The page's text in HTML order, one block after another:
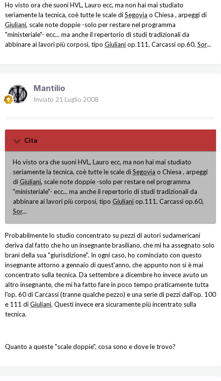
Ho visto ora che suoni HVL, Lauro ecc, ma non hai mai studiato
seriamente la tecnica, coè tutte le scale diSegovia o Chiesa , arpeggi di
Giuliani, scale note doppie -solo per restare nel programma
"ministeriale"- ecc... ma anche il repertorio di studi tradizionali da
abbinare ai lavori più corposi, tipo Giulianiop.111, Carcassi op.60, Sor...
Mantilio
Inviato 21 Luglio 2008
Cita
Ho visto ora che suoni HVL, Lauro ecc, ma non hai mai studiato
seriamente la tecnica, coè tutte le scale diSegovia o Chiesa , arpeggi
diGiuliani, scale note doppie -solo per restare nel programma
"ministeriale"- ecc... ma anche il repertorio di studi tradizionali da
abbinare ai lavori più corposi, tipo Giulianiop.111, Carcassi op.60,
Sor...
Probabilmente lo studio concentrato su pezzi di autori sudamericani
deriva dal fatto che ho un insegnante brasiliano, che mi ha assegnato solo
brani della sua "giurisdizione". In ogni caso, ho cominciato con questo
insegnante attorno a gennaio di quest'anno, che appunto non si è mai
concentrato sulla tecnica. Da settembre a dicembre ho invece avuto un
altro insegnante, che mi ha fatto fare in poco tempo praticamente tutta
l'op. 60 di Carcassi (tranne qualche pezzo) e una serie di pezzi dall'op. 100
e 111 diGiuliani. Questi invece era sicuramente più incentrato sulla
tecnica.
Quanto a queste "scale doppie", cosa sono e dove le trovo?